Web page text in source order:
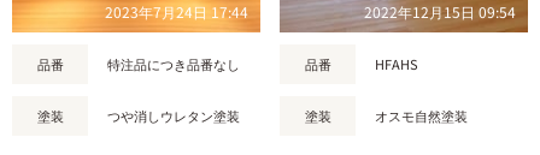
2023年7月24日 17:44
品番 特注品につき品番なし
塗装 つや消しウレタン塗装
2022年12月15日 09:54
品番 HFAHS
塗装 オスモ自然塗装